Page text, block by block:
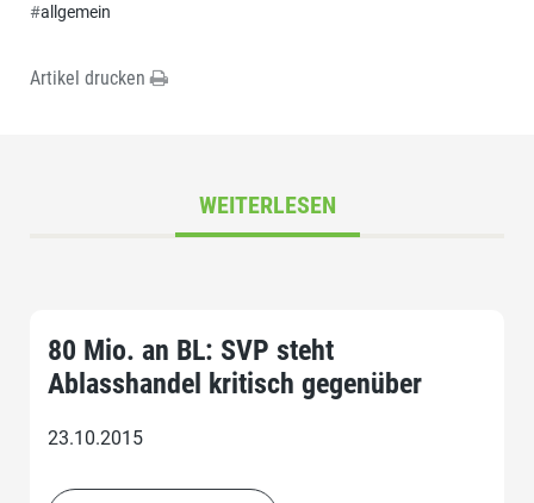
#allgemein
Artikel drucken
WEITERLESEN
80 Mio. an BL: SVP steht
Ablasshandel kritisch gegenüber
23.10.2015